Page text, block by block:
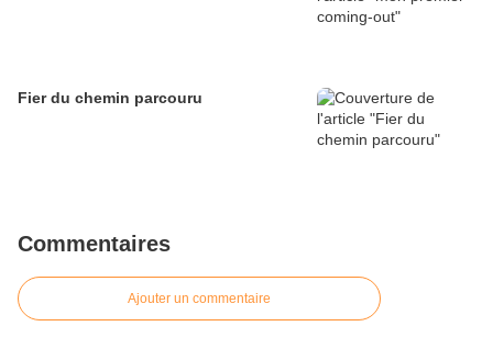
Fier du chemin parcouru
Commentaires
Ajouter un commentaire